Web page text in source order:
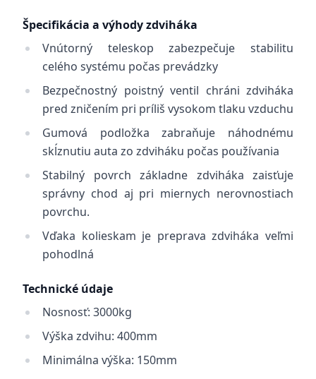
Špecifikácia a výhody zdviháka
Vnútorný teleskop zabezpečuje stabilitu
celého systému počas prevádzky
Bezpečnostný poistný ventil chráni zdviháka
pred zničením pri príliš vysokom tlaku vzduchu
Gumová podložka zabraňuje náhodnému
skĺznutiu auta zo zdviháku počas používania
Stabilný povrch základne zdviháka zaisťuje
správny chod aj pri miernych nerovnostiach
povrchu.
Vďaka kolieskam je preprava zdviháka veľmi
pohodlná
Technické údaje
Nosnosť: 3000kg
Výška zdvihu: 400mm
Minimálna výška: 150mm